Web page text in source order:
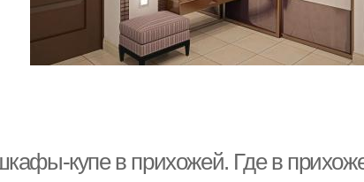
купе в прихожей. Где в